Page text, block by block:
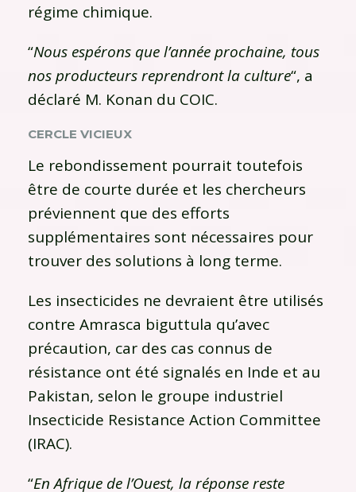
régime chimique.
“Nous espérons que l’année prochaine, tous
nos producteurs reprendront la culture“, a
déclaré M. Konan du COIC.
CERCLE VICIEUX
Le rebondissement pourrait toutefois
être de courte durée et les chercheurs
préviennent que des efforts
supplémentaires sont nécessaires pour
trouver des solutions à long terme.
Les insecticides ne devraient être utilisés
contre Amrasca biguttula qu’avec
précaution, car des cas connus de
résistance ont été signalés en Inde et au
Pakistan, selon le groupe industriel
Insecticide Resistance Action Committee
(IRAC).
“En Afrique de l’Ouest, la réponse reste